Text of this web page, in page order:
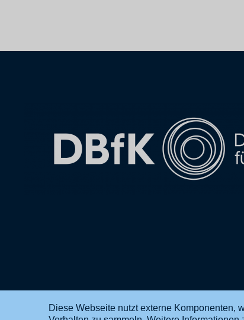
Diese Webseite nutzt externe Komponenten,